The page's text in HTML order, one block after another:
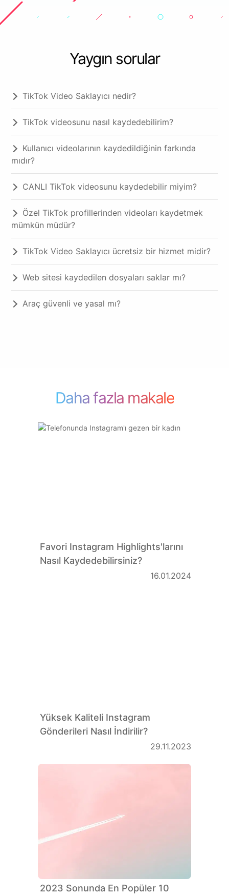
Yaygın sorular
TikTok Video Saklayıcı nedir?
TikTok videosunu nasıl kaydedebilirim?
Kullanıcı videolarının kaydedildiğinin farkında
mıdır?
CANLI TikTok videosunu kaydedebilir miyim?
Özel TikTok profillerinden videoları kaydetmek
mümkün müdür?
TikTok Video Saklayıcı ücretsiz bir hizmet midir?
Web sitesi kaydedilen dosyaları saklar mı?
Araç güvenli ve yasal mı?
Daha fazla makale
Favori Instagram Highlights'larını
Nasıl Kaydedebilirsiniz?
16.01.2024
Yüksek Kaliteli Instagram
Gönderileri Nasıl İndirilir?
29.11.2023
2023 Sonunda En Popüler 10